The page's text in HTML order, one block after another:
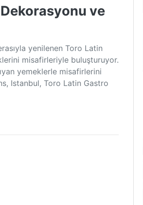
Dekorasyonu ve
yenilenen Toro Latin
misafirleriyle buluşturuyor.
yemeklerle misafirlerini
Istanbul, Toro Latin Gastro